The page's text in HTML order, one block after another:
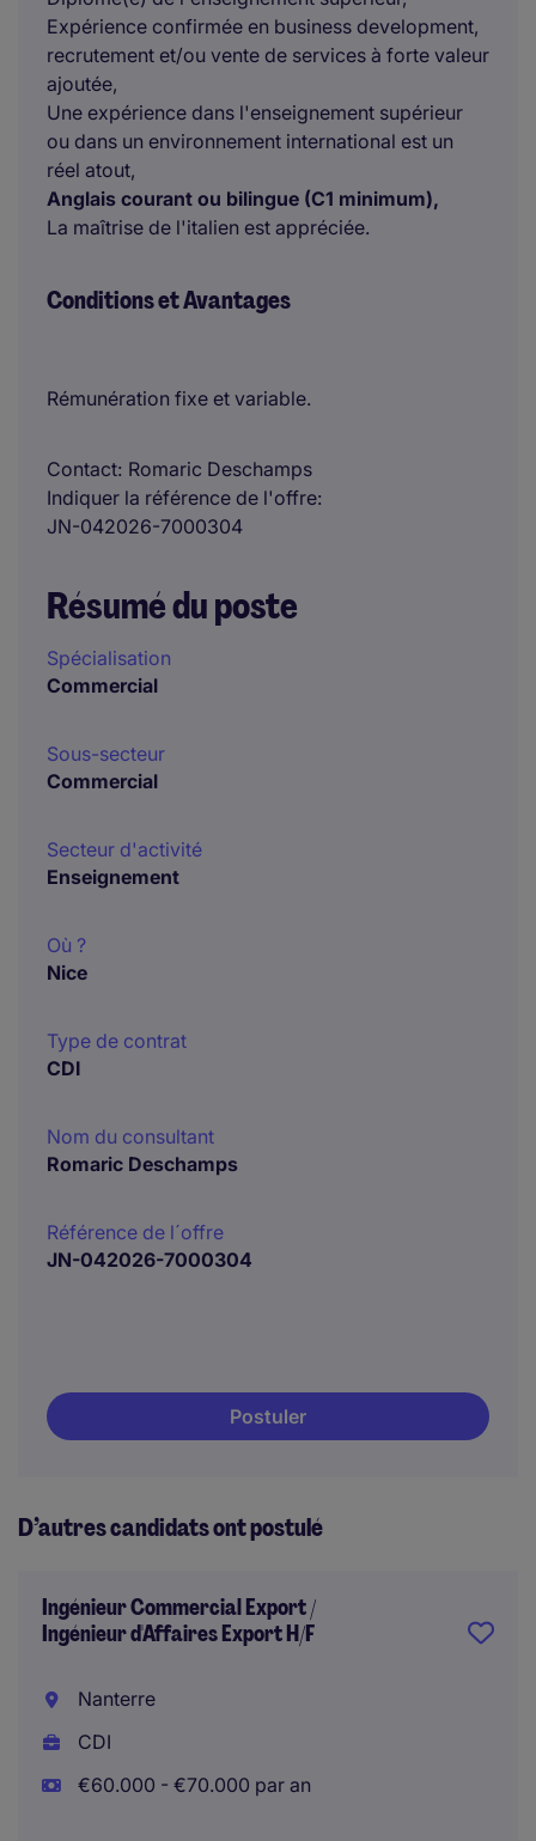
Expérience confirmée en business development,
recrutement et/ou vente de services à forte valeur
ajoutée,
Une expérience dans l'enseignement supérieur
ou dans un environnement international est un
réel atout,
Anglais courant ou bilingue (C1 minimum),
La maîtrise de l'italien est appréciée.
Conditions et Avantages
Rémunération fixe et variable.
Contact Romaric Deschamps
Indiquer la référence de l'offre
JN-042026-7000304
Résumé du poste
Spécialisation
Commercial
Sous-secteur
Commercial
Secteur d'activité
Enseignement
Où ?
Nice
Type de contrat
CDI
Nom du consultant
Romaric Deschamps
Référence de l´offre
JN-042026-7000304
Postuler
D’autres candidats ont postulé
Ingénieur Commercial Export /
Ingénieur d'Affaires Export H/F
Nanterre
CDI
€60.000 - €70.000 par an